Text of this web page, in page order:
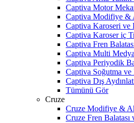
Captiva Motor
Captiva Modifiye &
Captiva Karoseri ve
Captiva Karoser iç
Captiva Fren
Captiva Multi
Captiva Periyodik
Captiva Soğutma ve
Captiva Dış
Tümünü Gör
Cruze
Cruze Modifiye &
Cruze Fren Balatası